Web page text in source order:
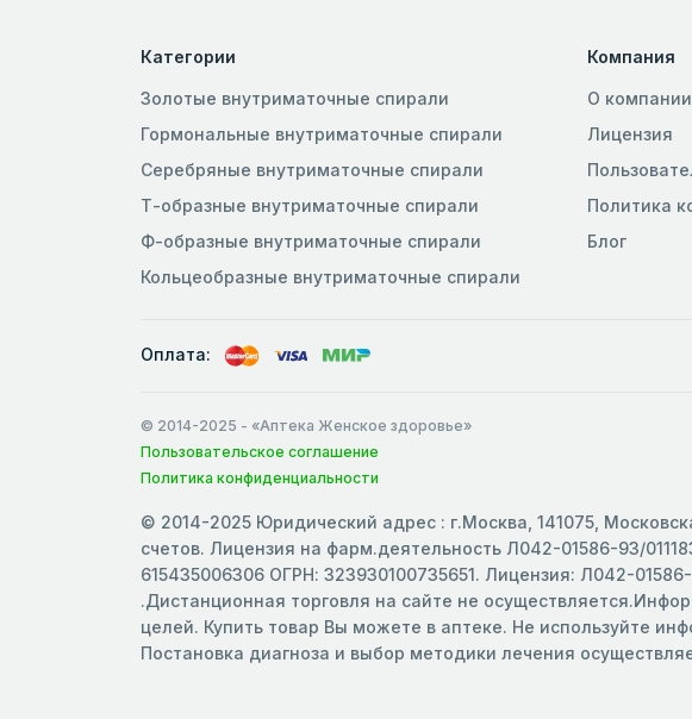
Категории
Золотые внутриматочные спирали
Гормональные внутриматочные спирали
Серебряные внутриматочные спирали
Т-образные внутриматочные спирали
Ф-образные внутриматочные спирали
Кольцеобразные внутриматочные спирали
Компания
О компании
Лицензия
Политика
Блог
Оплата:
© 2014-2025 - «Аптека Женское здоровье»
Пользовательское соглашение
Политика конфиденциальности
© 2014-2025 Юридический адрес : г.Москва, 141075,
счетов. Лицензия на фарм.деятельность Л042-01586-93/
615435006306 ОГРН: 323930100735651. Лицензия: Л042-
.Дистанционная торговля на сайте не
целей. Купить товар Вы можете в аптеке. Не используйте
Постановка диагноза и выбор методики лечения